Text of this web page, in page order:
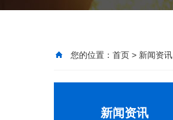
您的位置： 首页 > 新闻资讯
新闻资讯